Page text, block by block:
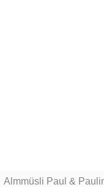
Almmüsli Paul &